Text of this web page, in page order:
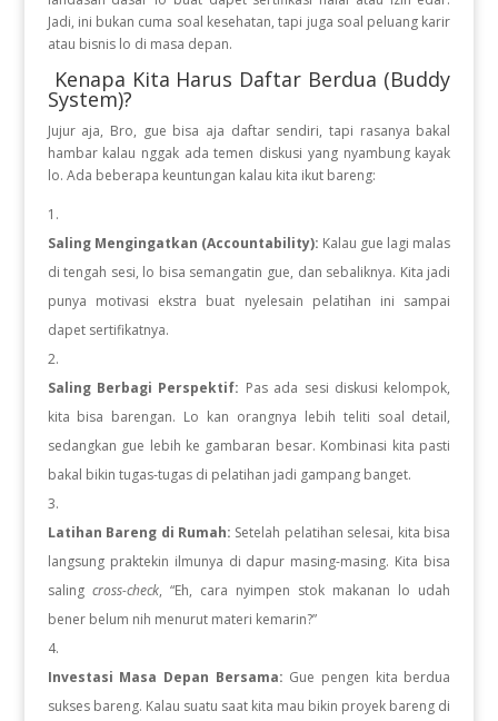
Jadi, ini bukan cuma soal kesehatan, tapi juga soal peluang karir
atau bisnis lo di masa depan.
Kenapa Kita Harus Daftar Berdua (Buddy
System)?
Jujur aja, Bro, gue bisa aja daftar sendiri, tapi rasanya bakal
hambar kalau nggak ada temen diskusi yang nyambung kayak
lo. Ada beberapa keuntungan kalau kita ikut bareng:
Saling Mengingatkan (Accountability): Kalau gue lagi malas
di tengah sesi, lo bisa semangatin gue, dan sebaliknya. Kita jadi
punya motivasi ekstra buat nyelesain pelatihan ini sampai
dapet sertifikatnya.
Saling Berbagi Perspektif: Pas ada sesi diskusi kelompok,
kita bisa barengan. Lo kan orangnya lebih teliti soal detail,
sedangkan gue lebih ke gambaran besar. Kombinasi kita pasti
bakal bikin tugas-tugas di pelatihan jadi gampang banget.
Latihan Bareng di Rumah: Setelah pelatihan selesai, kita bisa
langsung praktekin ilmunya di dapur masing-masing. Kita bisa
saling cross-check, “Eh, cara nyimpen stok makanan lo udah
bener belum nih menurut materi kemarin?”
Investasi Masa Depan Bersama: Gue pengen kita berdua
sukses bareng. Kalau suatu saat kita mau bikin proyek bareng di